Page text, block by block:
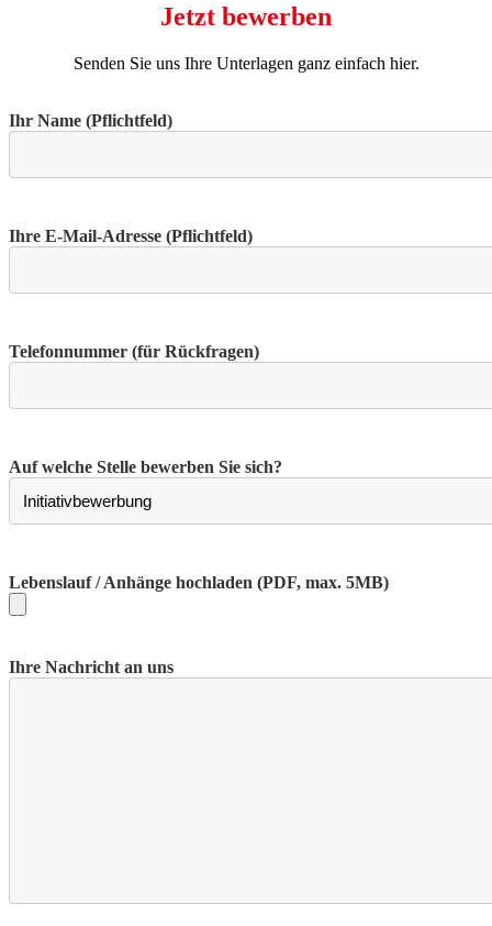
Jetzt bewerben
Senden Sie uns Ihre Unterlagen ganz einfach hier.
Ihr Name (Pflichtfeld)
Ihre E-Mail-Adresse (Pflichtfeld)
Telefonnummer (für Rückfragen)
Auf welche Stelle bewerben Sie sich?
Lebenslauf / Anhänge hochladen (PDF, max. 5MB)
Ihre Nachricht an uns